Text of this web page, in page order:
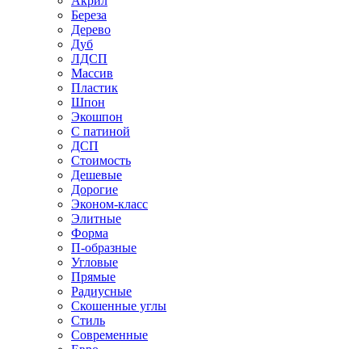
Береза
Дерево
Дуб
ЛДСП
Массив
Пластик
Шпон
Экошпон
С патиной
ДСП
Стоимость
Дешевые
Дорогие
Эконом-класс
Элитные
Форма
П-образные
Угловые
Прямые
Радиусные
Скошенные углы
Стиль
Современные